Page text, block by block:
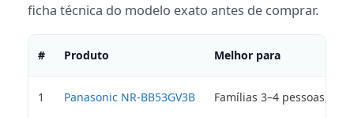
ficha técnica do modelo exato antes de comprar.
# Produto Melhor para
1 Panasonic NR-BB53GV3B Famílias 3–4 pessoas,